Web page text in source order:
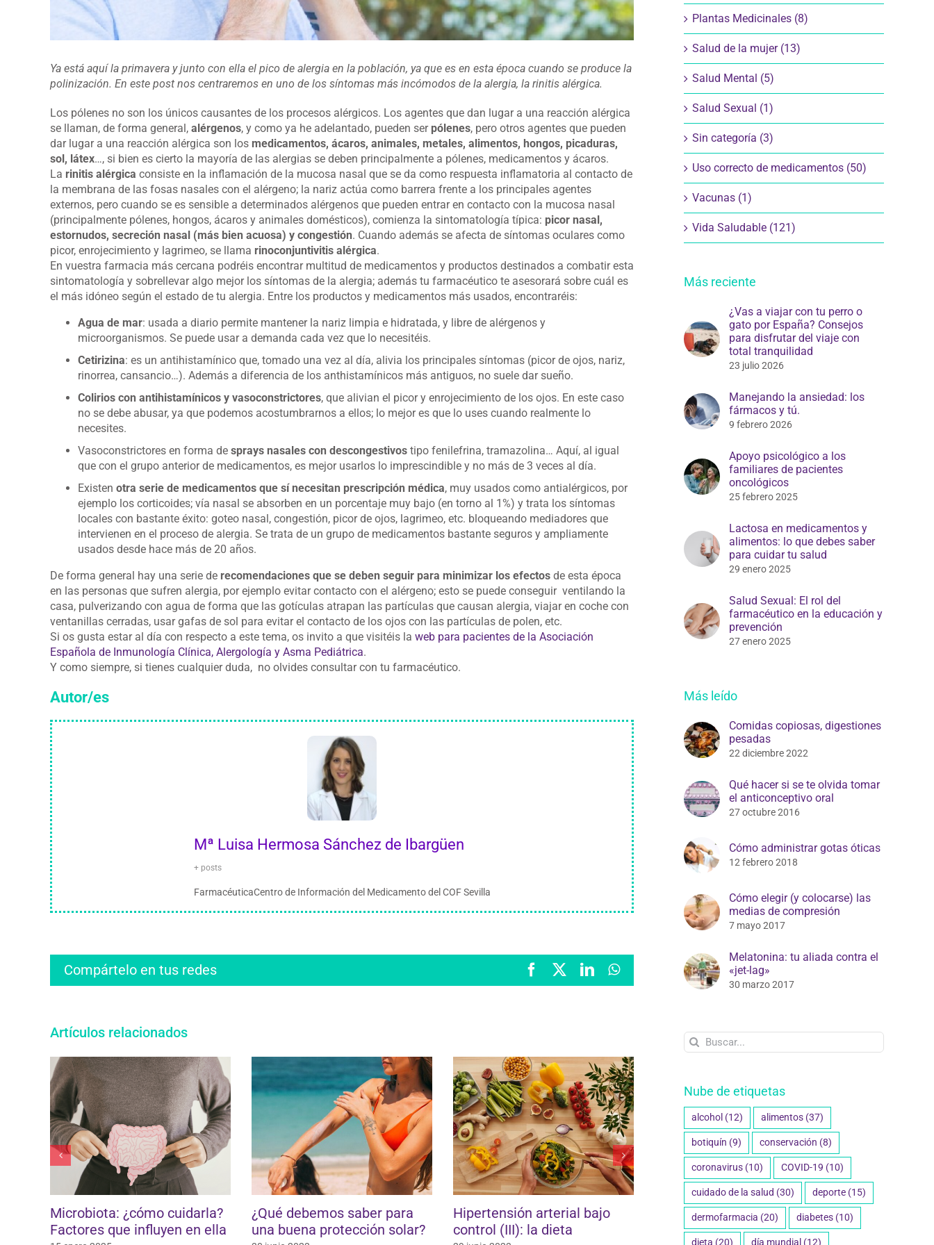
Ya está aquí la primavera y junto con ella el pico de alergia en la población, ya que es en esta época cuando se produce la
polinización. En este post nos centraremos en uno de los síntomas más incómodos de la alergia, la rinitis alérgica.
Los pólenes no son los únicos causantes de los procesos alérgicos. Los agentes que dan lugar a una reacción alérgica
se llaman, de forma general, alérgenos, y como ya he adelantado, pueden ser pólenes, pero otros agentes que pueden
dar lugar a una reacción alérgica son los medicamentos, ácaros, animales, metales, alimentos, hongos, picaduras,
sol, látex…, si bien es cierto la mayoría de las alergias se deben principalmente a pólenes, medicamentos y ácaros.
La rinitis alérgica consiste en la inflamación de la mucosa nasal que se da como respuesta inflamatoria al contacto de
la membrana de las fosas nasales con el alérgeno; la nariz actúa como barrera frente a los principales agentes
externos, pero cuando se es sensible a determinados alérgenos que pueden entrar en contacto con la mucosa nasal
(principalmente pólenes, hongos, ácaros y animales domésticos), comienza la sintomatología típica: picor nasal,
estornudos, secreción nasal (más bien acuosa) y congestión. Cuando además se afecta de síntomas oculares como
picor, enrojecimiento y lagrimeo, se llama rinoconjuntivitis alérgica.
En vuestra farmacia más cercana podréis encontrar multitud de medicamentos y productos destinados a combatir esta
sintomatología y sobrellevar algo mejor los síntomas de la alergia; además tu farmacéutico te asesorará sobre cuál es
el más idóneo según el estado de tu alergia. Entre los productos y medicamentos más usados, encontraréis:
Agua de mar: usada a diario permite mantener la nariz limpia e hidratada, y libre de alérgenos y
microorganismos. Se puede usar a demanda cada vez que lo necesitéis.
Cetirizina: es un antihistamínico que, tomado una vez al día, alivia los principales síntomas (picor de ojos, nariz,
rinorrea, cansancio…). Además a diferencia de los anthistamínicos más antiguos, no suele dar sueño.
Colirios con antihistamínicos y vasoconstrictores, que alivian el picor y enrojecimiento de los ojos. En este caso
no se debe abusar, ya que podemos acostumbrarnos a ellos; lo mejor es que lo uses cuando realmente lo
necesites.
Vasoconstrictores en forma de sprays nasales con descongestivos tipo fenilefrina, tramazolina… Aquí, al igual
que con el grupo anterior de medicamentos, es mejor usarlos lo imprescindible y no más de 3 veces al día.
Existen otra serie de medicamentos que sí necesitan prescripción médica, muy usados como antialérgicos, por
ejemplo los corticoides; vía nasal se absorben en un porcentaje muy bajo (en torno al 1%) y trata los síntomas
locales con bastante éxito: goteo nasal, congestión, picor de ojos, lagrimeo, etc. bloqueando mediadores que
intervienen en el proceso de alergia. Se trata de un grupo de medicamentos bastante seguros y ampliamente
usados desde hace más de 20 años.
De forma general hay una serie de recomendaciones que se deben seguir para minimizar los efectos de esta época
en las personas que sufren alergia, por ejemplo evitar contacto con el alérgeno; esto se puede conseguir ventilando la
casa, pulverizando con agua de forma que las gotículas atrapan las partículas que causan alergia, viajar en coche con
ventanillas cerradas, usar gafas de sol para evitar el contacto de los ojos con las partículas de polen, etc.
Si os gusta estar al día con respecto a este tema, os invito a que visitéis la web para pacientes de la Asociación
Española de Inmunología Clínica, Alergología y Asma Pediátrica.
Y como siempre, si tienes cualquier duda, no olvides consultar con tu farmacéutico.
Autor/es
Mª Luisa Hermosa Sánchez de Ibargüen
+ posts
FarmacéuticaCentro de Información del Medicamento del COF Sevilla
Compártelo en tus redes FacebookLinkedInWhatsApp
Artículos relacionados
cuidarla?
en ella
¿Qué debemos saber para
una buena protección solar?
Hipertensión arterial bajo
control (III): la dieta
Lactosa en medicamentos y
alimentos: lo que debes
Salud Sexual: El rol del
farmacéutico en la
Plantas Medicinales (8)
Salud de la mujer (13)
Salud Mental (5)
Salud Sexual (1)
Sin categoría (3)
Uso correcto de medicamentos (50)
Vacunas (1)
Vida Saludable (121)
Más reciente
¿Vas a viajar con tu perro o
gato por España? Consejos
para disfrutar del viaje con
total tranquilidad
23 julio 2026
Manejando la ansiedad: los
fármacos y tú.
9 febrero 2026
Apoyo psicológico a los
familiares de pacientes
oncológicos
25 febrero 2025
Lactosa en medicamentos y
alimentos: lo que debes saber
para cuidar tu salud
29 enero 2025
Salud Sexual: El rol del
farmacéutico en la educación y
prevención
27 enero 2025
Más leído
Comidas copiosas, digestiones
pesadas
22 diciembre 2022
Qué hacer si se te olvida tomar
el anticonceptivo oral
27 octubre 2016
Cómo administrar gotas óticas
12 febrero 2018
Cómo elegir (y colocarse) las
medias de compresión
7 mayo 2017
Melatonina: tu aliada contra el
«jet-lag»
30 marzo 2017
Buscar:
Nube de etiquetas
alcohol (12) alimentos (37)
botiquín (9) conservación (8)
coronavirus (10) COVID-19 (10)
cuidado de la salud (30) deporte (15)
dermofarmacia (20) diabetes (10)
dieta (20) día mundial (12)